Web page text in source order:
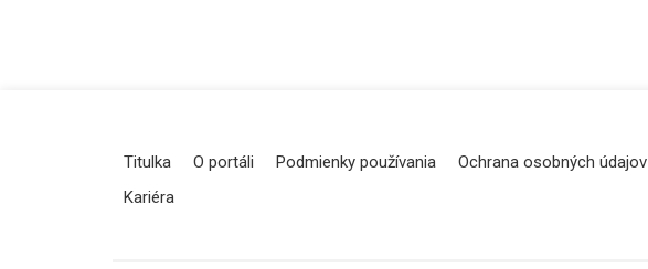
Titulka O portáli Podmienky používania Ochrana osobných údajov
Kariéra